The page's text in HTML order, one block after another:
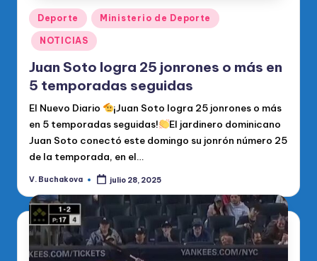
Publicado
en
Deporte Ministerio de Deporte
NOTICIAS
Juan Soto logra 25 jonrones o más en
5 temporadas seguidas
El Nuevo Diario
¡Juan Soto logra 25 jonrones o más
en 5 temporadas seguidas!
El jardinero dominicano
Juan Soto conectó este domingo su jonrón número 25
de la temporada, en el…
Publicado
V. Buchakova julio 28, 2025